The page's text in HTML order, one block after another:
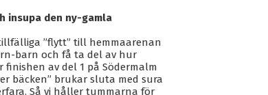
insupa den ny-gamla
”flytt” till hemmaarenan
barn och få ta del av hur
av del 1 på Södermalm
bäcken” brukar sluta med sura
Så vi håller tummarna för